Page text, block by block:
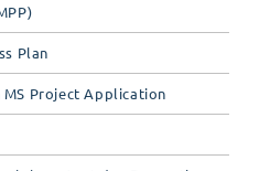
Plan
Project Application